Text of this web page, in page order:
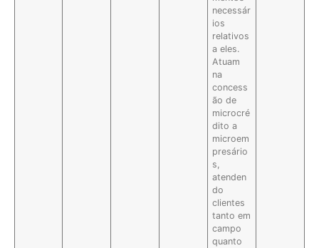
necessár
ios
relativos
a eles.
Atuam
na
concess
ão de
microcré
dito a
microem
presário
s,
atenden
do
clientes
tanto em
campo
quanto